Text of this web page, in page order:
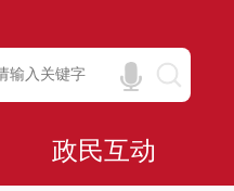
政民互动